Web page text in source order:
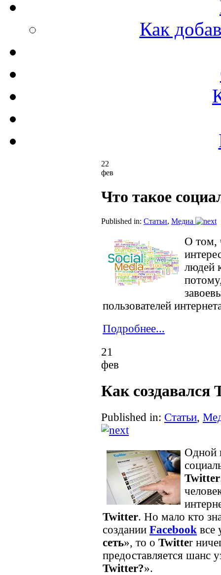
Как
22
фев
Что такое
Published in: Статьи, Медиа
О том,
людей
пользователей
Подробнее...
21
фев
Как создавался
Published in: Статьи,
Одной
Twitter
Twitter. Но мало кто
создании Facebook все
сеть», то о Twitter
предоставляется шанс
Twitter?».